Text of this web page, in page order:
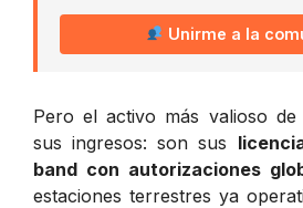
Unirme a la
Pero el activo más valioso
sus ingresos: son sus
band con autorizaciones
estaciones terrestres ya